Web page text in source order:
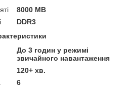
8000 MB
DDR3
До 3 годин у режимі
звичайного навантаження
120+ хв.
6